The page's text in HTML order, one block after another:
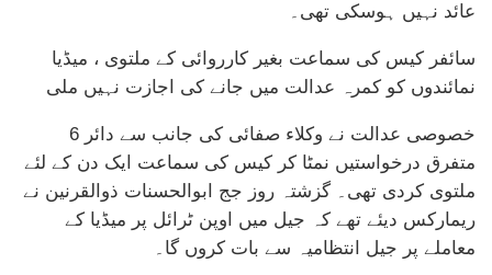
عائد نہیں ہوسکی تھی۔
سائفر کیس کی سماعت بغیر کارروائی کے ملتوی ، میڈیا
نمائندوں کو کمرہ عدالت میں جانے کی اجازت نہیں ملی
خصوصی عدالت نے وکلاء صفائی کی جانب سے دائر 6
متفرق درخواستیں نمٹا کر کیس کی سماعت ایک دن کے لئے
ملتوی کردی تھی۔ گزشتہ روز جج ابوالحسنات ذوالقرنین نے
ریمارکس دیئے تھے کہ جیل میں اوپن ٹرائل پر میڈیا کے
معاملے پر جیل انتظامیہ سے بات کروں گا۔